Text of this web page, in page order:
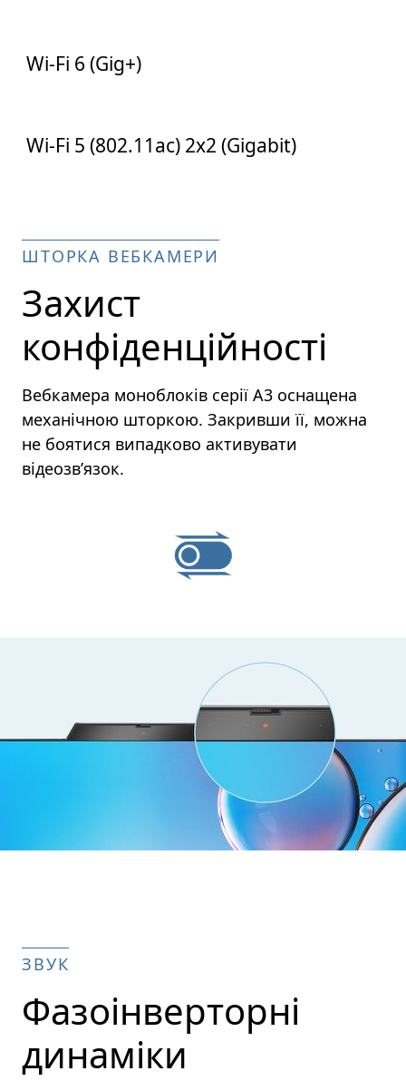
Wi-Fi 6 (Gig+)
Wi-Fi 5 (802.11ac) 2x2 (Gigabit)
ШТОРКА ВЕБКАМЕРИ
Захист
конфіденційності
Вебкамера моноблоків серії A3 оснащена
механічною шторкою. Закривши її, можна
не боятися випадково активувати
відеозв’язок.
ЗВУК
Фазоінверторні
динаміки